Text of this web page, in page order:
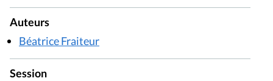
Auteurs
Béatrice Fraiteur
Session